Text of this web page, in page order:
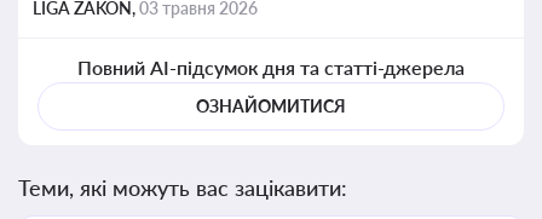
LIGA ZAKON,03 травня 2026
Повний AI-підсумок дня та статті-джерела
ОЗНАЙОМИТИСЯ
Теми, які можуть вас зацікавити: